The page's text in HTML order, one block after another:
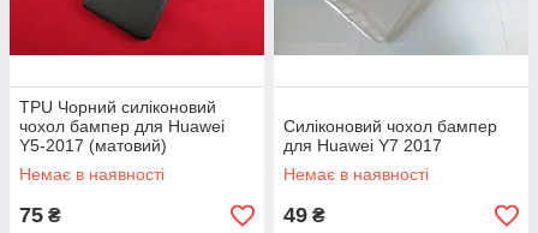
TPU Чорний силіконовий
чохол бампер для Huawei
Y5-2017 (матовий)
Немає в наявності
75 ₴
Силіконовий чохол бампер
для Huawei Y7 2017
Немає в наявності
49 ₴